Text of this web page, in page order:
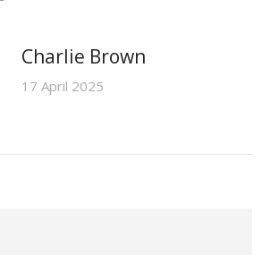
Charlie Brown
17 April 2025